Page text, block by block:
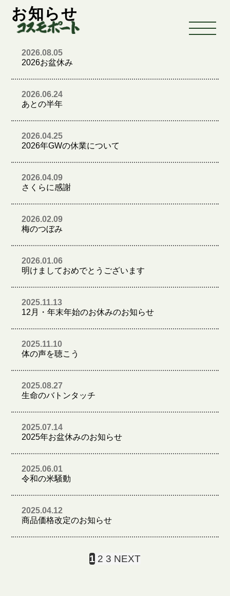
お知らせ
2026.08.05
2026お盆休み
2026.06.24
あとの半年
2026.04.25
2026年GWの休業について
2026.04.09
さくらに感謝
2026.02.09
梅のつぼみ
2026.01.06
明けましておめでとうございます
2025.11.13
12月・年末年始のお休みのお知らせ
2025.11.10
体の声を聴こう
2025.08.27
生命のバトンタッチ
2025.07.14
2025年お盆休みのお知らせ
2025.06.01
令和の米騒動
2025.04.12
商品価格改定のお知らせ
1 2 3 NEXT